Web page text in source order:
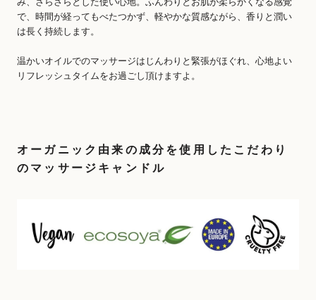
で、時間が経ってもべたつかず、軽やかな質感ながら、香りと潤い
は長く持続します。
温かいオイルでのマッサージはじんわりと緊張がほぐれ、心地よい
リフレッシュタイムをお過ごし頂けますよ。
オーガニック由来の成分を使用したこだわり
のマッサージキャンドル